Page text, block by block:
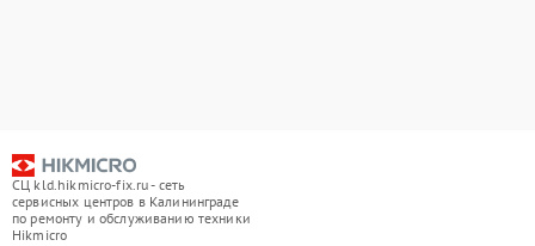
СЦ kld.hikmicro-fix.ru - сеть
сервисных центров в Калининграде
по ремонту и обслуживанию техники
Hikmicro